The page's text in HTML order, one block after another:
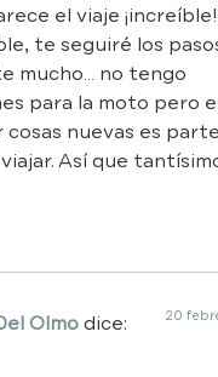
el viaje
te seguiré los
mucho… no tengo
para la moto pero
nuevas es
Así que
Olmodice: 20